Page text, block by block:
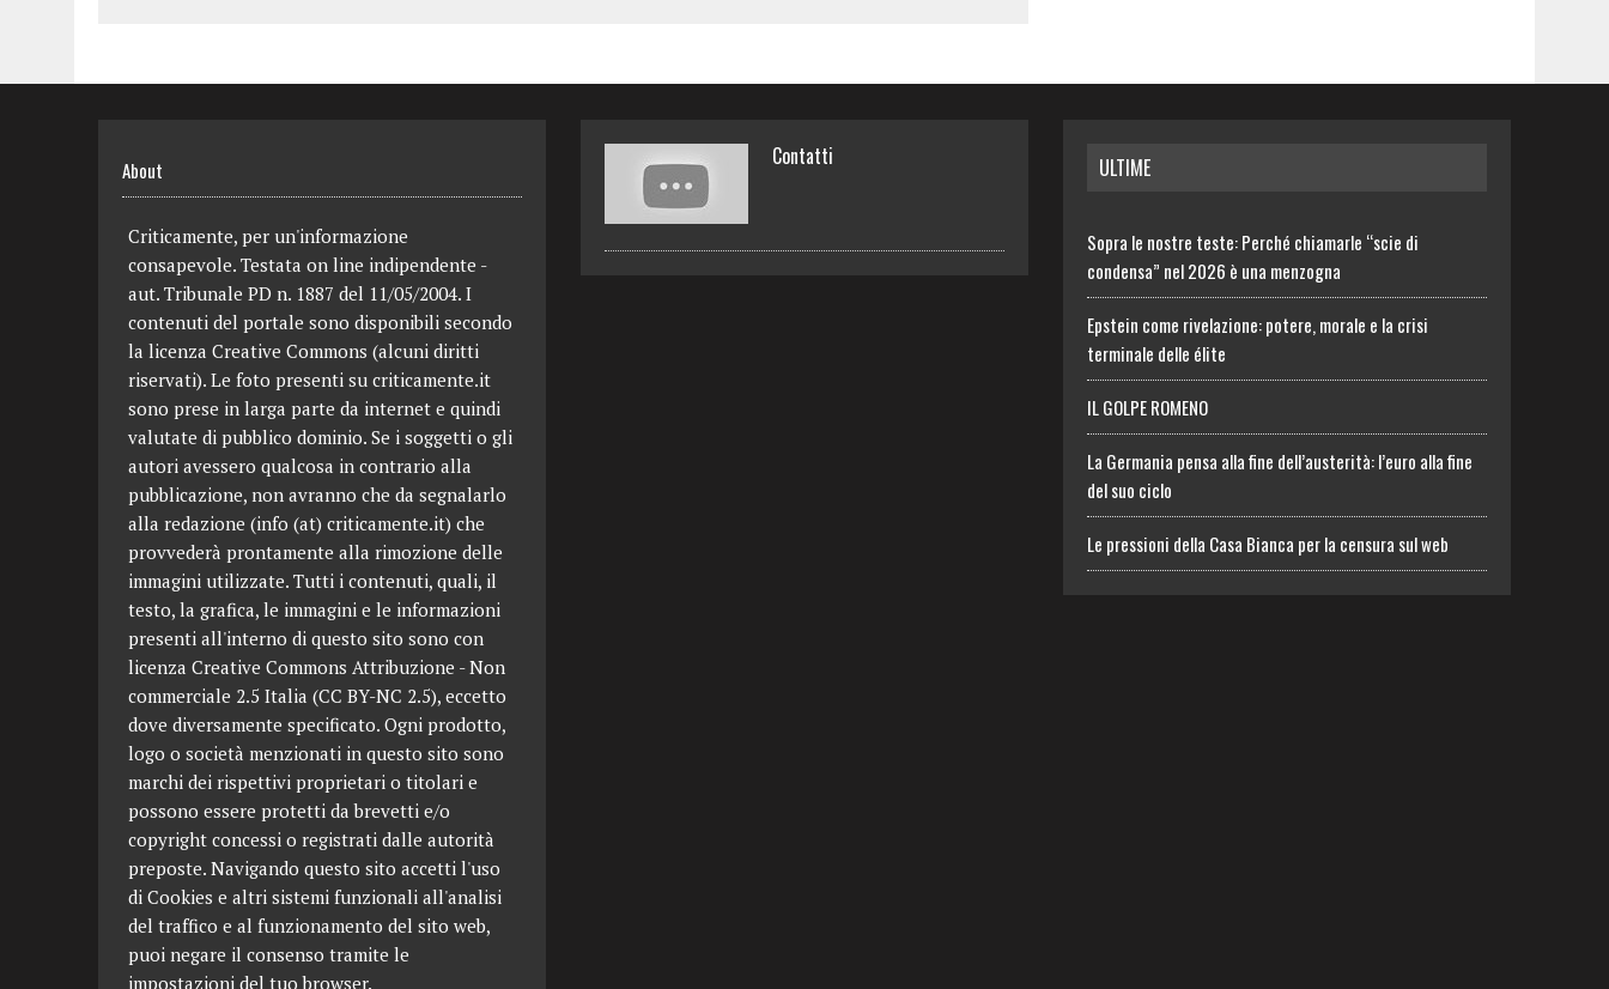
About
Criticamente, per un'informazione
consapevole. Testata on line indipendente -
aut. Tribunale PD n. 1887 del 11/05/2004. I
contenuti del portale sono disponibili secondo
la licenza Creative Commons (alcuni diritti
riservati). Le foto presenti su criticamente.it
sono prese in larga parte da internet e quindi
valutate di pubblico dominio. Se i soggetti o gli
autori avessero qualcosa in contrario alla
pubblicazione, non avranno che da segnalarlo
alla redazione (info (at) criticamente.it) che
provvederà prontamente alla rimozione delle
immagini utilizzate. Tutti i contenuti, quali, il
testo, la grafica, le immagini e le informazioni
presenti all'interno di questo sito sono con
licenza Creative Commons Attribuzione - Non
commerciale 2.5 Italia (CC BY-NC 2.5), eccetto
dove diversamente specificato. Ogni prodotto,
logo o società menzionati in questo sito sono
marchi dei rispettivi proprietari o titolari e
possono essere protetti da brevetti e/o
copyright concessi o registrati dalle autorità
preposte. Navigando questo sito accetti l'uso
di Cookies e altri sistemi funzionali all'analisi
del traffico e al funzionamento del sito web,
puoi negare il consenso tramite le
impostazioni del tuo browser.
Contatti ULTIME
Sopra le nostre teste: Perché chiamarle “scie di
condensa” nel 2026 è una menzogna
Epstein come rivelazione: potere, morale e la crisi
terminale delle élite
IL GOLPE ROMENO
La Germania pensa alla fine dell’austerità: l’euro alla fine
del suo ciclo
Le pressioni della Casa Bianca per la censura sul web